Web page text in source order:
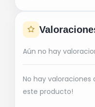
Aún no hay
No hay valoraciones
este producto!